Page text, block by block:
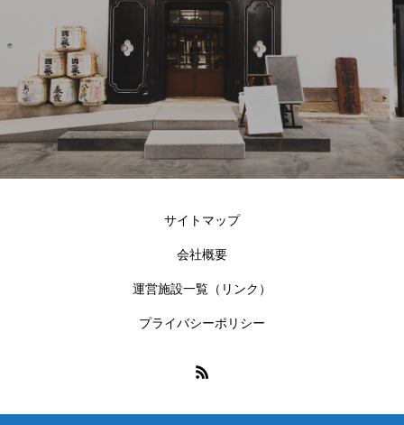
サイトマップ
会社概要
運営施設一覧（リンク）
プライバシーポリシー